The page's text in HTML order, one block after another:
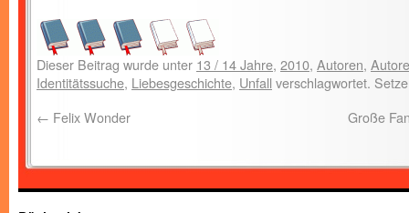
Dieser Beitrag wurde unter 13 / 14 Jahre, 2010, Autoren,
Identitätssuche, Liebesgeschichte, Unfall verschlagwortet.
← Felix Wonder Große